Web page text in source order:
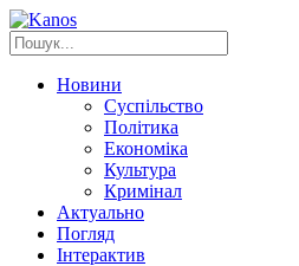
Новини
Суспільство
Політика
Економіка
Культура
Кримінал
Актуально
Погляд
Інтерактив